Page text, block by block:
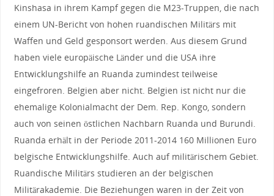
Kinshasa in ihrem Kampf gegen die M23-Truppen, die nach
einem UN-Bericht von hohen ruandischen Militärs mit
Waffen und Geld gesponsort werden. Aus diesem Grund
haben viele europäische Länder und die USA ihre
Entwicklungshilfe an Ruanda zumindest teilweise
eingefroren. Belgien aber nicht. Belgien ist nicht nur die
ehemalige Kolonialmacht der Dem. Rep. Kongo, sondern
auch von seinen östlichen Nachbarn Ruanda und Burundi.
Ruanda erhält in der Periode 2011-2014 160 Millionen Euro
belgische Entwicklungshilfe. Auch auf militärischem Gebiet.
Ruandische Militärs studieren an der belgischen
Militärakademie. Die Beziehungen waren in der Zeit von